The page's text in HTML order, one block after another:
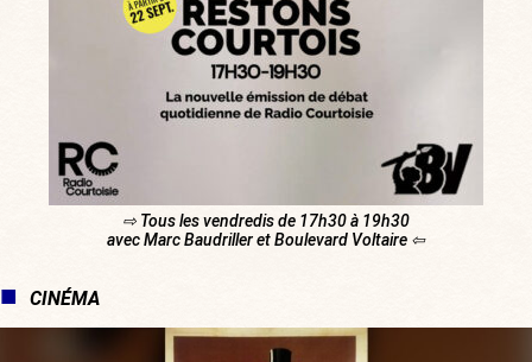
⇨ Tous les vendredis de 17h30 à 19h30
avec Marc Baudriller et Boulevard Voltaire ⇦
CINÉMA